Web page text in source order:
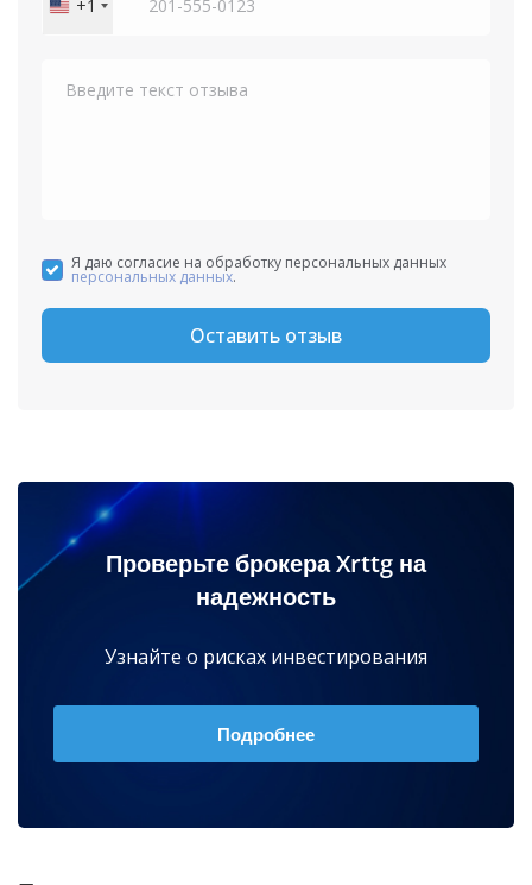
United
+1
Я даю согласие на обработку персональных данных
персональных данных.
Оставить отзыв
Проверьте брокера Xrttg на
надежность
Узнайте о рисках инвестирования
Подробнее